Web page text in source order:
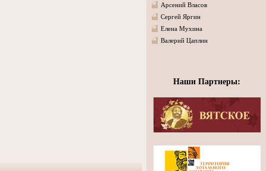
Арсений Власов
Сергей Яргин
Елена Мухина
Валерий Цаплин
Наши Партнеры: